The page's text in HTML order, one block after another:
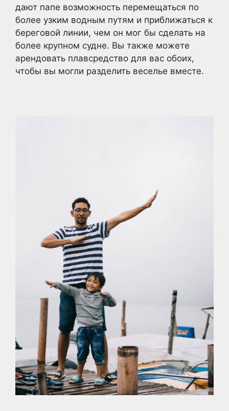
дают папе возможность перемещаться по
более узким водным путям и приближаться к
береговой линии, чем он мог бы сделать на
более крупном судне. Вы также можете
арендовать плавсредство для вас обоих,
чтобы вы могли разделить веселье вместе.